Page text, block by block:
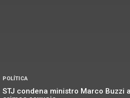
POLÍTICA
STJ condena ministro Marco Buzzi